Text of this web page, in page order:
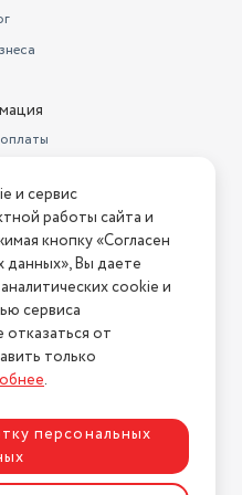
Напишите нам
У нас есть всё!
ASTDESIGN
и сервис
работы сайта и
кнопку «Согласен
данных», Вы даете
cookie и
сервиса
от
только
.
персональных